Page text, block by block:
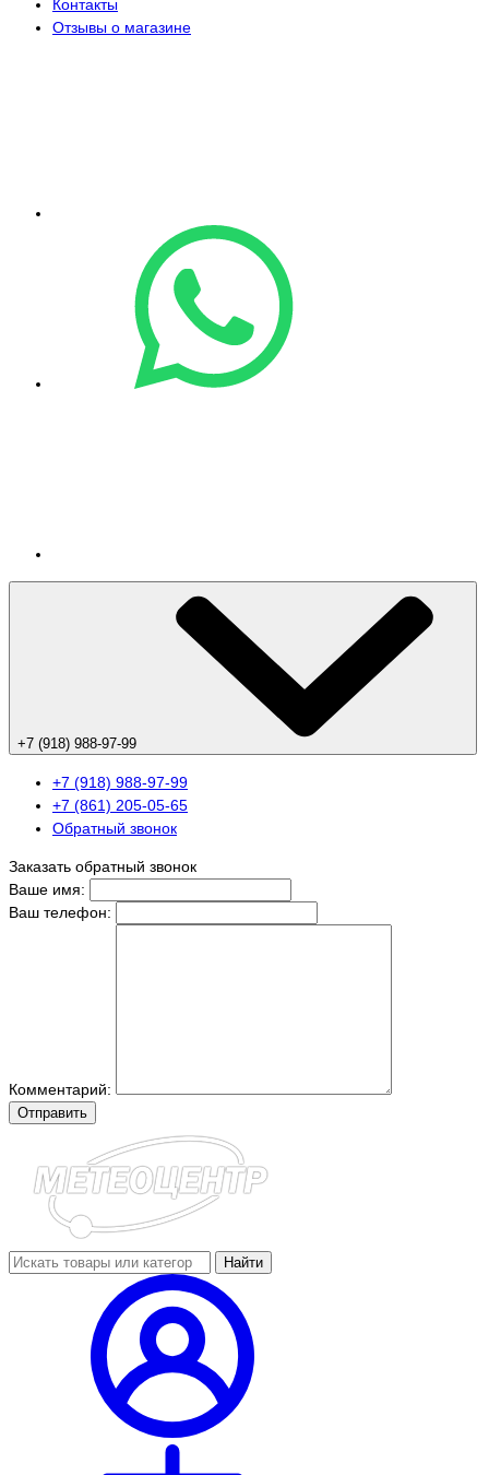
Контакты
Отзывы о магазине
+7 (918) 988-97-99
+7 (918) 988-97-99
+7 (861) 205-05-65
Обратный звонок
Заказать обратный звонок
Ваше имя:
Ваш телефон:
Комментарий:
Отправить
Найти